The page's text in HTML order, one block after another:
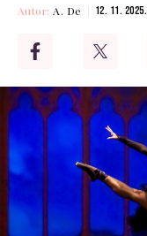
Autor:A. De 12. 11. 2025.